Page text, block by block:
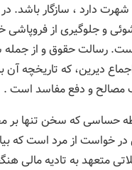
دارد ، سازگار باشد. در
و جلوگیری از فروپاشی
رسالت حقوق و از جمله
دیرین، که تاریخچه آن
مصالح و دفع مفاسد است .
حساسی که سخن تنها بر
در خواست از مرد است که
متعهد به تادیه مالی